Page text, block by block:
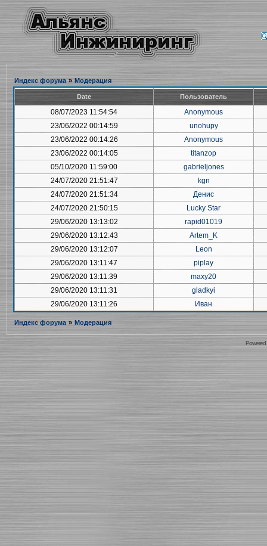
Индекс форума » Модерация
Date Пользователь
08/07/2023 11:54:54
Anonymous
23/06/2022 00:14:59
unohupy
23/06/2022 00:14:26
Anonymous
23/06/2022 00:14:05
titanzop
05/10/2020 11:59:00
gabrieljones
24/07/2020 21:51:47
kgn
24/07/2020 21:51:34
Денис
24/07/2020 21:50:15
Lucky Star
29/06/2020 13:13:02
rapid01019
29/06/2020 13:12:43
Artem_K
29/06/2020 13:12:07
Leon
29/06/2020 13:11:47
piplay
29/06/2020 13:11:39
maxy20
29/06/2020 13:11:31
gladkyi
29/06/2020 13:11:26
Иван
Индекс форума » Модерация